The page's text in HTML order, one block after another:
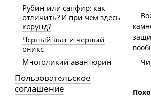
Рубин или сапфир: как
отличить? И при чем здесь
корунд?
Черный агат и черный
оникс
Многоликий авантюрин
Пользовательское
соглашение